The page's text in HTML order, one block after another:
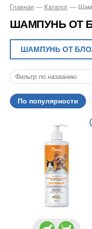
Главная Каталог
ШАМПУНЬ ОТ
ШАМПУНЬ ОТ
По популярности